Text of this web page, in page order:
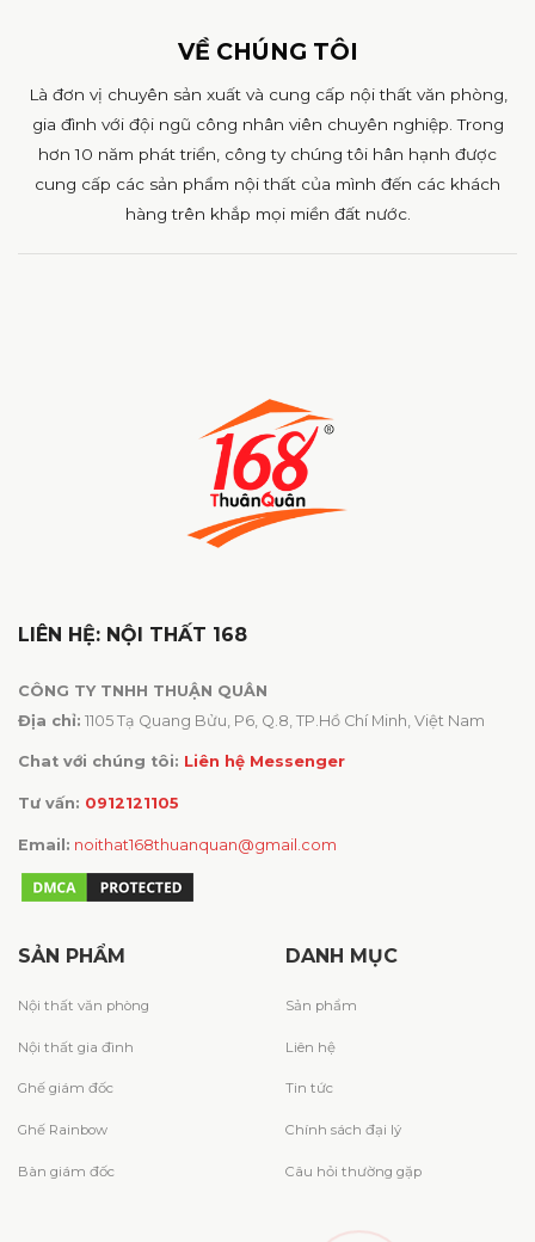
VỀ CHÚNG TÔI
Là đơn vị chuyên sản xuất và cung cấp nội thất văn phòng,
gia đình với đội ngũ công nhân viên chuyên nghiệp. Trong
hơn 10 năm phát triển, công ty chúng tôi hân hạnh được
cung cấp các sản phẩm nội thất của mình đến các khách
hàng trên khắp mọi miền đất nước.
LIÊN HỆ: NỘI THẤT 168
CÔNG TY TNHH THUẬN QUÂN
Địa chỉ: 1105 Tạ Quang Bửu, P6, Q.8, TP.Hồ Chí Minh, Việt Nam
Chat với chúng tôi: Liên hệ Messenger
Tư vấn: 0912121105
Email: noithat168thuanquan@gmail.com
SẢN PHẨM
Nội thất văn phòng
Nội thất gia đình
Ghế giám đốc
Ghế Rainbow
Bàn giám đốc
DANH MỤC
Sản phẩm
Liên hệ
Tin tức
Chính sách đại lý
Câu hỏi thường gặp